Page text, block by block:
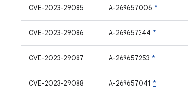
CVE-2023-29085 A-269657006 *
CVE-2023-29086 A-269657344 *
CVE-2023-29087 A-269657253 *
CVE-2023-29088 A-269657041 *